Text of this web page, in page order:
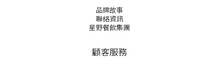
品牌故事
聯絡資訊
星野餐飲集團
顧客服務